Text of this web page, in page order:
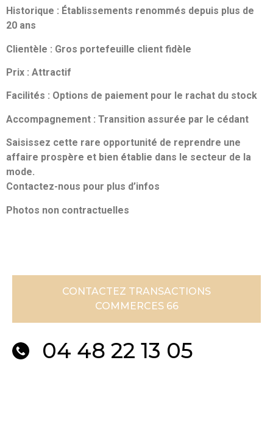
Historique : Établissements renommés depuis plus de
20 ans
Clientèle : Gros portefeuille client fidèle
Prix : Attractif
Facilités : Options de paiement pour le rachat du stock
Accompagnement : Transition assurée par le cédant
Saisissez cette rare opportunité de reprendre une
affaire prospère et bien établie dans le secteur de la
mode.
Contactez-nous pour plus d’infos
Photos non contractuelles
CONTACTEZ TRANSACTIONS
COMMERCES 66
04 48 22 13 05